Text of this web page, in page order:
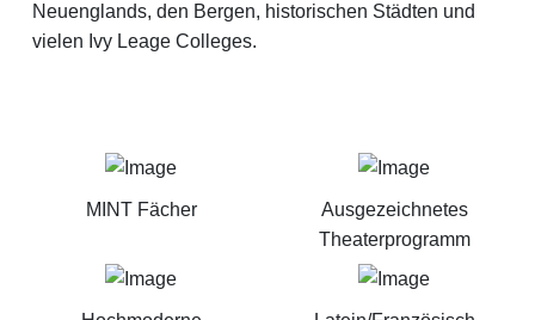
Neuenglands, den Bergen, historischen Städten und
vielen Ivy Leage Colleges.
MINT Fächer
Ausgezeichnetes
Theaterprogramm